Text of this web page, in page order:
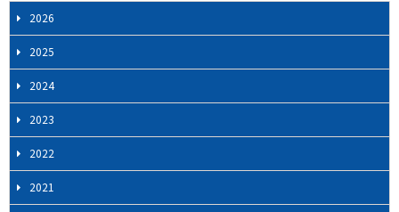
ナ
ビ
ゲ
ー
シ
ョ
ン
2026
2025
2024
2023
2022
2021